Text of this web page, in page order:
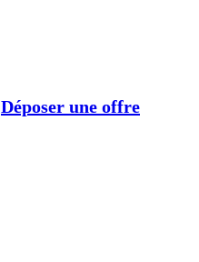
Déposer une offre